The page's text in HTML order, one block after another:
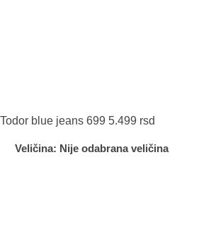
Todor blue jeans 699 5.499 rsd
Veličina: Nije odabrana veličina